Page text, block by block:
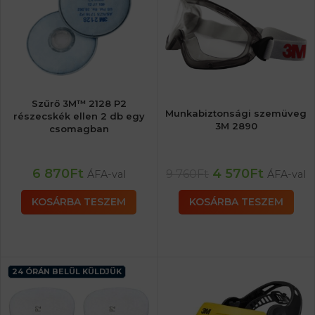
Szűrő 3M™ 2128 P2
részecskék ellen 2 db egy
csomagban
6 870Ft ÁFA-val
KOSÁRBA TESZEM
Munkabiztonsági szemüveg
3M 2890
4 570Ft ÁFA-val
KOSÁRBA TESZEM
24 ÓRÁN BELÜL KÜLDJÜK